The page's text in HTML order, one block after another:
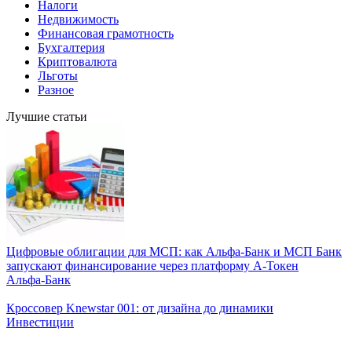
Налоги
Недвижимость
Финансовая грамотность
Бухгалтерия
Криптовалюта
Льготы
Разное
Лучшие статьи
Цифровые облигации для МСП: как Альфа-Банк и МСП Банк
запускают финансирование через платформу А-Токен
Альфа-Банк
Кроссовер Knewstar 001: от дизайна до динамики
Инвестиции